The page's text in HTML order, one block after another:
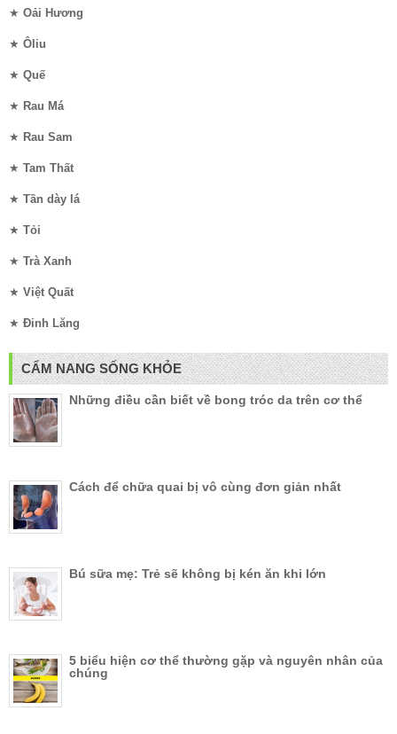
★ Oải Hương
★ Ôliu
★ Quế
★ Rau Má
★ Rau Sam
★ Tam Thất
★ Tần dày lá
★ Tỏi
★ Trà Xanh
★ Việt Quất
★ Đinh Lăng
CẨM NANG SỐNG KHỎE
Những điều cần biết về bong tróc da trên cơ thể
Cách để chữa quai bị vô cùng đơn giản nhất
Bú sữa mẹ: Trẻ sẽ không bị kén ăn khi lớn
5 biểu hiện cơ thể thường gặp và nguyên nhân của
chúng